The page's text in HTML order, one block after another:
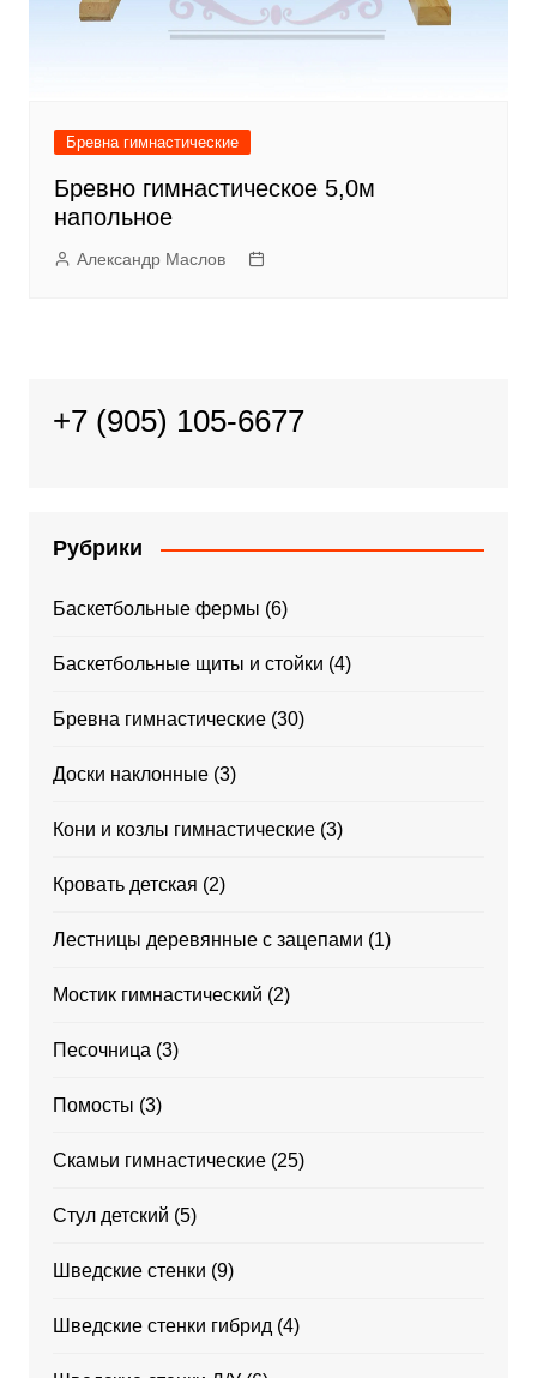
Бревна гимнастические
Бревно гимнастическое 5,0м
напольное
Александр Маслов
+7 (905) 105-6677
Рубрики
Баскетбольные фермы (6)
Баскетбольные щиты и стойки (4)
Бревна гимнастические(30)
Доски наклонные(3)
Кони и козлы гимнастические(3)
Кровать детская (2)
Лестницы деревянные с зацепами (1)
Мостик гимнастический (2)
Песочница(3)
Помосты (3)
Скамьи гимнастические(25)
Стул детский (5)
Шведские стенки (9)
Шведские стенки гибрид(4)